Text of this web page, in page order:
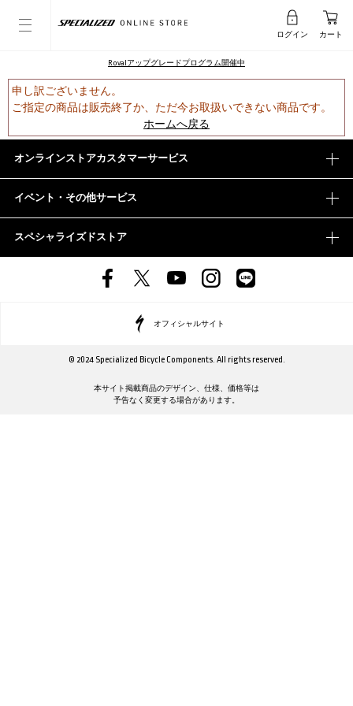
ログイン カート
Rovalアップグレードプログラム開催中
申し訳ございません。
ご指定の商品は販売終了か、ただ今お取扱いできない商品です。
ホームへ戻る
オンラインストアカスタマーサービス
イベント・その他サービス
スペシャライズドストア
オフィシャルサイト
© 2024 Specialized Bicycle Components. All rights reserved.
本サイト掲載商品のデザイン、仕様、価格等は
予告なく変更する場合があります。